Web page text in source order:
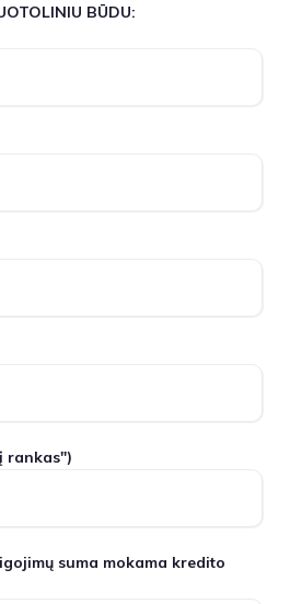
BŪDU:
rankas")
suma mokama kredito